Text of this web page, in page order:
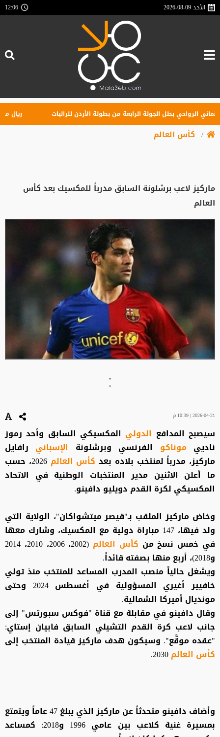
الأحد2026-08-09
12:06
الرواحي بطل الجولة الرابعة من بطولة الأردن للراليات ريال
كأس العالم
ماركيز لاعب برشلونة السابق مدرباً للمكسيك بعد كأس
العالم
"
"
2026-04-21 | 10:39 م
سيصبح المدافع الدولي المكسيكي السابق وأحد رموز
ناديي موناكو الفرنسي وبرشلونة الإسباني رافايل
ماركيز، مدرباً لمنتخب بلاده بعد كأس العالم
2026، حسب
ما أعلن الاثنين مدير المنتخبات الوطنية في الاتحاد
المكسيكي لكرة القدم دويليو دافينو.
وخاض ماركيز الملقب بـ"قيصر ميتشواكان"، الولاية التي
ولد فيها، 147 مباراة دولية مع المكسيك، وشارك معها
في خمس نسخ من كأس العالم
(2002، 2006، 2010، 2014
و2018)، أربع منها بصفته قائداً.
ويشغل حالياً منصب المدرب المساعد للمنتخب منذ تولي
خافيير أغيري المسؤولية في أغسطس 2024 وحتى
مونديال أميركا الشمالية.
وقال دافينو في مقابلة مع قناة "فوكس سبورتس" إلى
جانب لاعب كرة القدم التشيلي السابق فابيان إستاي:
"عقده موقَّع". وسيكون هدف ماركيز قيادة المنتخب إلى
كأس العالم2030.
وأضاف دافينو متحدثاً عن ماركيز الذي يبلغ 47 عاماً ويتمتع
بمسيرة غنية كلاعب بين عامي 1996 و2018: كمساعد